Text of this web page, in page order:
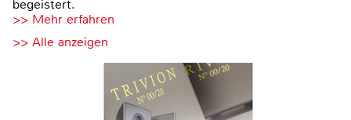
begeistert.
>> Mehr erfahren
>> Alle anzeigen